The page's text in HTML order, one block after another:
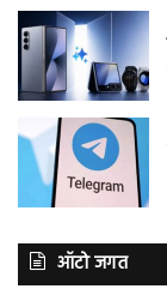
ऑटो जगत